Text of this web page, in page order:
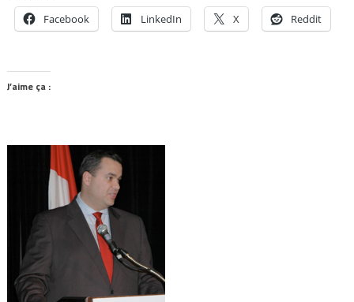
Facebook LinkedIn X Reddit
J’aime ça :